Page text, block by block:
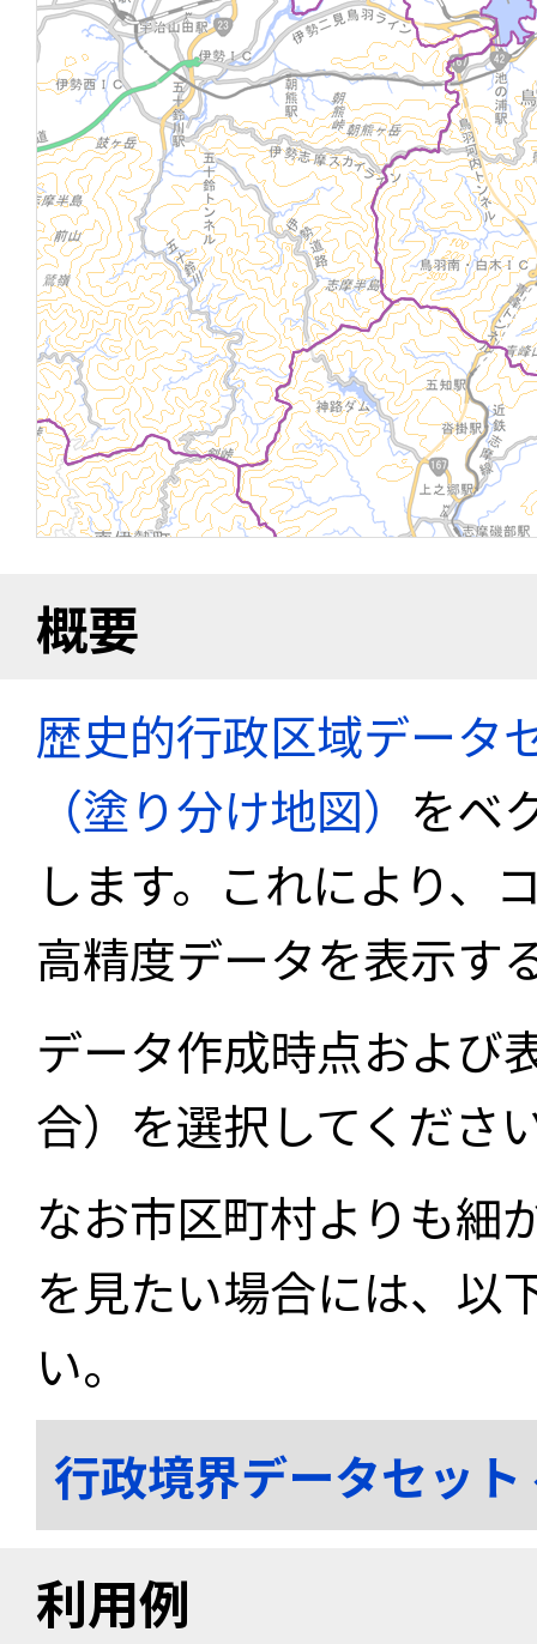
概要
歴史的行政区域データ
（塗り分け地図） をベ
します。これにより、
高精度データを表示す
データ作成時点および
合）を選択してくださ
なお市区町村よりも細
を見たい場合には、以
い。
行政境界データセッ
利用例